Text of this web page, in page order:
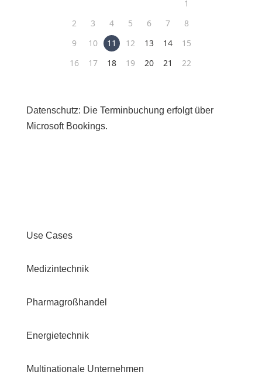
Datenschutz: Die Terminbuchung erfolgt über
Microsoft Bookings.
Use Cases
Medizintechnik
Pharmagroßhandel
Energietechnik
Multinationale Unternehmen